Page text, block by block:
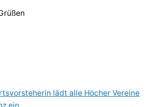
lädt alle Höcher Vereine
ein